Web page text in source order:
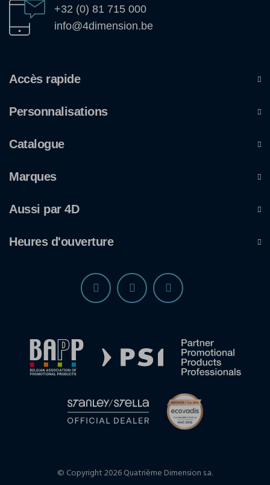
+32 (0) 81 715 000
info@4dimension.be
Accès rapide
Personnalisations
Catalogue
Marques
Aussi par 4D
Heures d'ouverture
© Copyright 2026 Quatrième Dimension s.a.